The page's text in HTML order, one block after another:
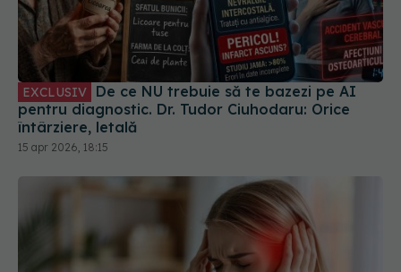
EXCLUSIV De ce NU trebuie să te bazezi pe AI
pentru diagnostic. Dr. Tudor Ciuhodaru: Orice
întârziere, letală
15 apr 2026, 18:15